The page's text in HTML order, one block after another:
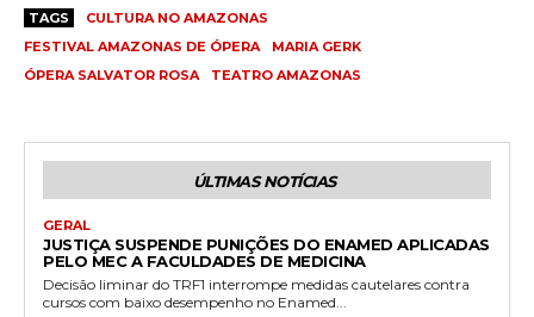
TAGS
CULTURA NO AMAZONAS
FESTIVAL AMAZONAS DE ÓPERA
MARIA GERK
ÓPERA SALVATOR ROSA
TEATRO AMAZONAS
ÚLTIMAS NOTÍCIAS
GERAL
JUSTIÇA SUSPENDE PUNIÇÕES DO ENAMED APLICADAS
PELO MEC A FACULDADES DE MEDICINA
Decisão liminar do TRF1 interrompe medidas cautelares contra
cursos com baixo desempenho no Enamed...